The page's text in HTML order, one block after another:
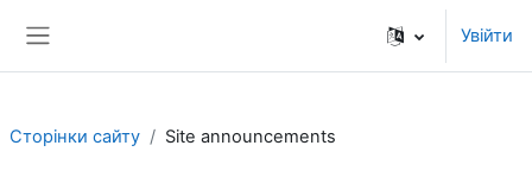
Увійти
Сторінки сайту Site announcements